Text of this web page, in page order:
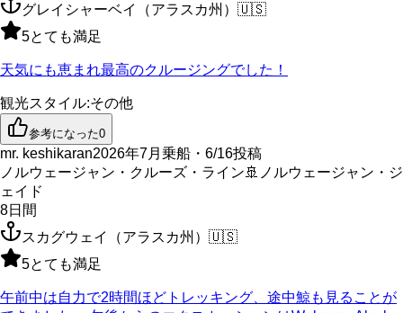
グレイシャーベイ（アラスカ州） 🇺🇸
5とても満足
天気にも恵まれ最高のクルージングでした！
観光スタイル:その他
参考になった0
mr. keshikaran2026年7月乗船・6/16投稿
ノルウェージャン・クルーズ・ライン 🚢 ノルウェージャン・ジ
ェイド
8日間
スカグウェイ（アラスカ州） 🇺🇸
5とても満足
午前中は自力で2時間ほどトレッキング、途中鯨も見ることが